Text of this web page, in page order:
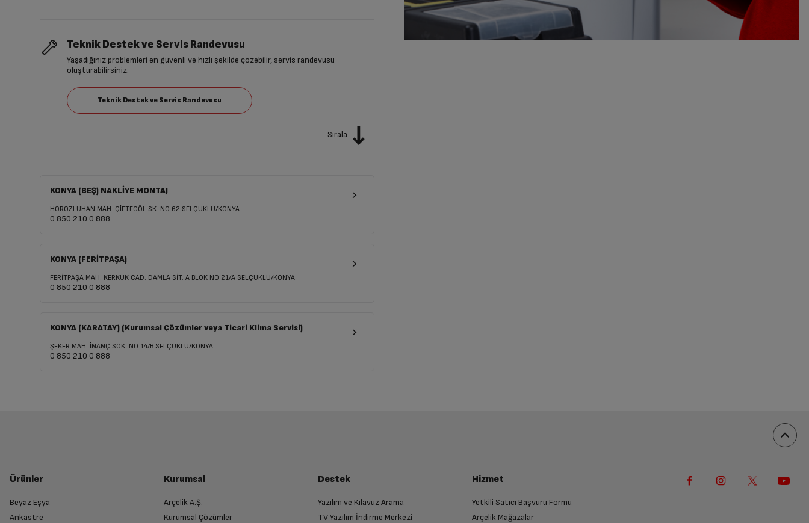
Teknik Destek ve Servis Randevusu
Yaşadığınız problemleri en güvenli ve hızlı şekilde çözebilir, servis randevusu
oluşturabilirsiniz.
Sırala
KONYA (BEŞ) NAKLİYE MONTAJ
HOROZLUHAN MAH. ÇİFTEGÖL SK. NO:62 SELÇUKLU/KONYA
0 850 210 0 888
KONYA (FERİTPAŞA)
FERİTPAŞA MAH. KERKÜK CAD. DAMLA SİT. A BLOK NO:21/A SELÇUKLU/KONYA
0 850 210 0 888
KONYA (KARATAY) (Kurumsal Çözümler veya Ticari Klima Servisi)
ŞEKER MAH. İNANÇ SOK. NO:14/B SELÇUKLU/KONYA
0 850 210 0 888
Ürünler
Beyaz Eşya
Ankastre
Kurumsal
Arçelik A.Ş.
Kurumsal Çözümler
Destek
Yazılım ve Kılavuz Arama
TV Yazılım İndirme Merkezi
Hizmet
Yetkili Satıcı Başvuru Formu
Arçelik Mağazalar